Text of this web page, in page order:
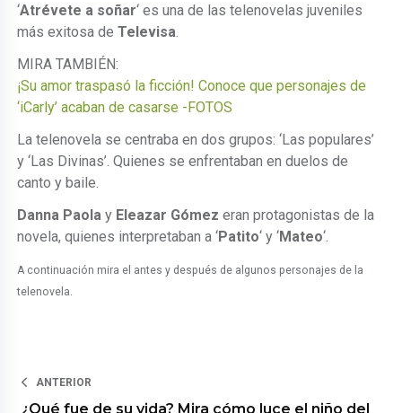
‘Atrévete a soñar‘ es una de las telenovelas juveniles
más exitosa deTelevisa
MIRA TAMBIÉN:
¡Su amor traspasó la ficción! Conoce que personajes de
‘iCarly’ acaban de casarse -FOTOS
La telenovela se centraba en dos grupos: ‘Las populares’
y ‘Las Divinas’. Quienes se enfrentaban en duelos de
canto y baile.
Danna Paola y Eleazar Gómez eran protagonistas de la
novela, quienes interpretaban a ‘Patito‘ y ‘Mateo‘.
A continuación mira el antes y después de algunos personajes de la
telenovela.
ANTERIOR
¿Qué fue de su vida? Mira cómo luce el niño del